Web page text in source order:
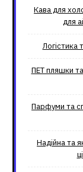
Кава для
для
Логістика
ПЕТ пляшки
Парфуми та
Надійна та